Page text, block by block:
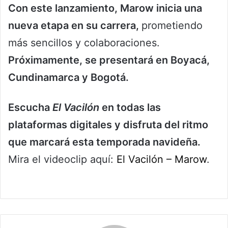
Con este lanzamiento, Marow inicia una
nueva etapa en su carrera, prometiendo
más sencillos y colaboraciones.
Próximamente, se presentará en Boyacá,
Cundinamarca y Bogotá.
Escucha El Vacilón en todas las
plataformas digitales y disfruta del ritmo
que marcará esta temporada navideña.
Mira el videoclip aquí: El Vacilón – Marow.